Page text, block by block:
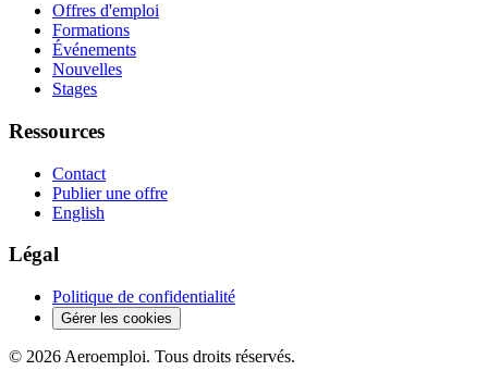
Offres d'emploi
Formations
Événements
Nouvelles
Stages
Ressources
Contact
Publier une offre
English
Légal
Politique de confidentialité
Gérer les cookies
© 2026 Aeroemploi. Tous droits réservés.